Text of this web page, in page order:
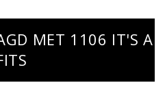
MET 1106 IT'S A